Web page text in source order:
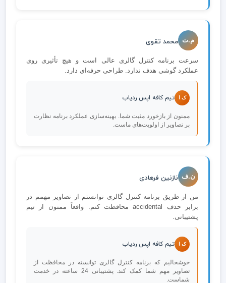
م.ت محمد تقوی
سرعت برنامه کنترل گالری عالی است و هیچ تأثیری روی
عملکرد گوشی هدف ندارد. طراحی حرفه‌ای دارد.
ک ا تیم کافه اپس ردیاب
ممنون از بازخورد مثبت شما. بهینه‌سازی عملکرد برنامه نظارت
بر تصاویر از اولویت‌های ماست.
ن.ف نازنین فرهادی
من از طریق برنامه کنترل گالری توانستم از تصاویر مهمم در
برابر حذف accidental محافظت کنم. واقعاً ممنون از تیم
پشتیبانی.
ک ا تیم کافه اپس ردیاب
خوشحالیم که برنامه کنترل گالری توانسته در محافظت از
تصاویر مهم شما کمک کند. پشتیبانی 24 ساعته در خدمت
شماست.